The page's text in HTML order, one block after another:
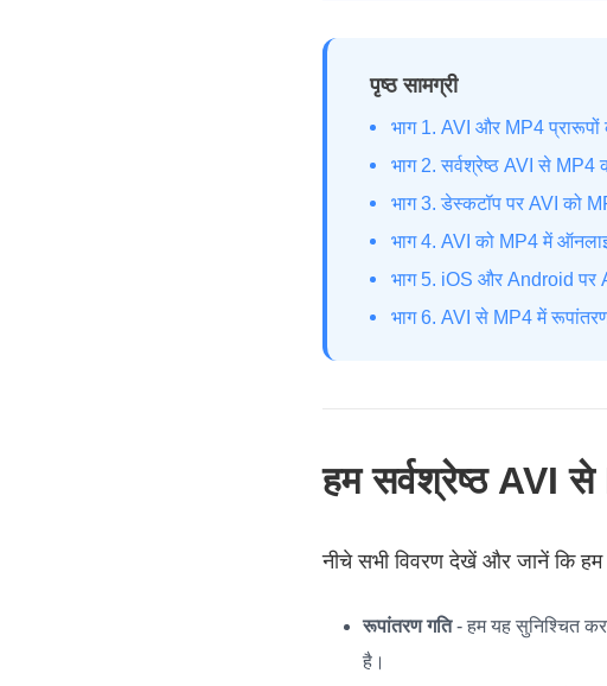
पृष्ठ सामग्री
भाग 1. AVI और MP4 प्रारूपों
भाग 2. सर्वश्रेष्ठ AVI से MP4
भाग 3. डेस्कटॉप पर AVI को
भाग 4. AVI को MP4 में
भाग 5. iOS और Android पर
भाग 6. AVI से MP4 में
हम सर्वश्रेष्ठ AVI से
नीचे सभी विवरण देखें और जानें कि हम
रूपांतरण गति- हम यह सुनिश्चित
है।